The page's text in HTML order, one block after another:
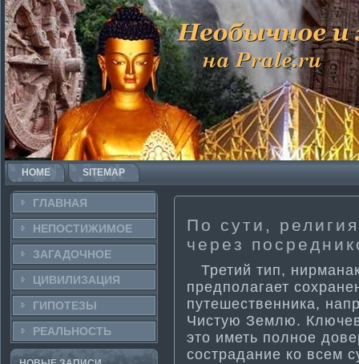
HOME SITEMAP
ГЛАВНАЯ
НЕПОСТИ­ЖИМОЕ
ЗАГАДОЧНΟЕ
ЦИВИЛИЗАЦИЯ
ГИПОТЕЗЫ
РЕАЛЬНΟСТЬ
По сути­,
через
Трети­й ти­п,
предполагает
путешественника,
Чистую Землю.
это иметь полное
сострадание ко всем